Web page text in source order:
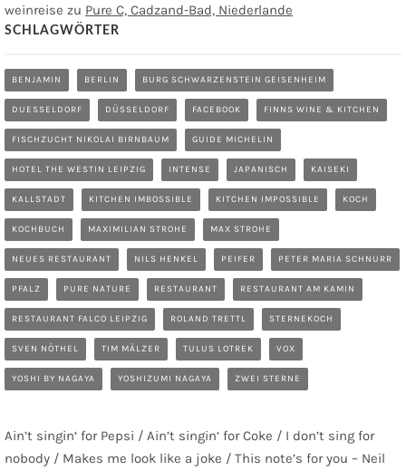
weinreise zu Pure C, Cadzand-Bad, Niederlande
SCHLAGWÖRTER
BENJAMIN BERLIN BURG SCHWARZENSTEIN GEISENHEIM
DUESSELDORF DÜSSELDORF FACEBOOK FINNS WINE & KITCHEN
FISCHZUCHT NIKOLAI BIRNBAUM GUIDE MICHELIN
HOTEL THE WESTIN LEIPZIG INTENSE JAPANISCH KAISEKI
KALLSTADT KITCHEN IMBOSSIBLE KITCHEN IMPOSSIBLE KOCH
KOCHBUCH MAXIMILIAN STROHE MAX STROHE
NEUES RESTAURANT NILS HENKEL PEIFER PETER MARIA SCHNURR
PFALZ PURE NATURE RESTAURANT RESTAURANT AM KAMIN
RESTAURANT FALCO LEIPZIG ROLAND TRETTL STERNEKOCH
SVEN NÖTHEL TIM MÄLZER TULUS LOTREK VOX
YOSHI BY NAGAYA YOSHIZUMI NAGAYA ZWEI STERNE
Ain’t singin‘ for Pepsi / Ain’t singin‘ for Coke / I don’t sing for
nobody / Makes me look like a joke / This note’s for you – Neil